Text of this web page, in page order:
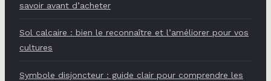
savoir avant d’acheter
Sol calcaire : bien le reconnaître et l’améliorer pour vos
cultures
Symbole disjoncteur : guide clair pour comprendre les